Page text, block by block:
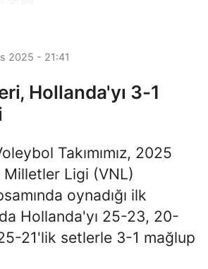
2025 - 21:41
Hollanda'yı 3-1
Takımımız, 2025
Milletler Ligi (VNL)
oynadığı ilk
Hollanda'yı 25-23, 20-
21'lik setlerle 3-1 mağlup